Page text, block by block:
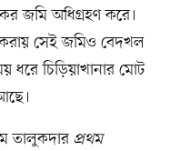
জমি অধিগ্রহণ করে।
করায় সেই জমিও বেদখল
ধরে চিড়িয়াখানার মোট
তালুকদার প্রথম